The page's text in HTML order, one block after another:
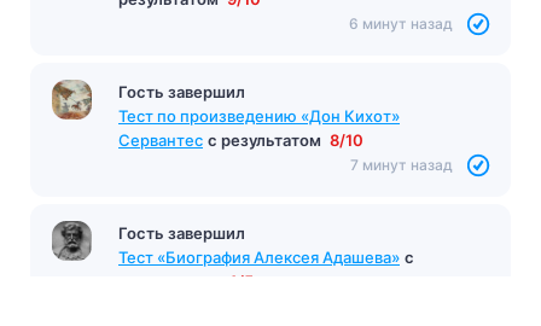
6 минут назад
Гость завершил
Тест по произведению «Дон Кихот»
Сервантес с результатом 8/10
7 минут назад
Гость завершил
Тест «Биография Алексея Адашева» с
4/5